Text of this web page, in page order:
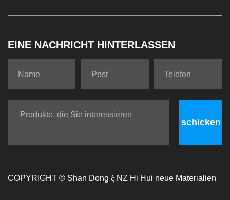
EINE NACHRICHT HINTERLASSEN
schicken
COPYRIGHT © Shan Dong ξ NZ Hi Hui neue Materialien